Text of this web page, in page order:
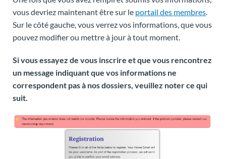
vous devriez maintenant être sur le portail des membres.
Sur le côté gauche, vous verrez vos informations, que vous
pouvez modifier ou mettre à jour à tout moment.
Si vous essayez de vous inscrire et que vous rencontrez
un message indiquant que vos informations ne
correspondent pas à nos dossiers, veuillez noter ce qui
suit.